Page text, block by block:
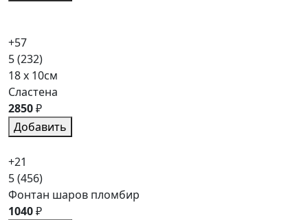
+57
5(232)
18 x 10см
Сластена
2850₽
Добавить
+21
5(456)
Фонтан шаров пломбир
1040₽